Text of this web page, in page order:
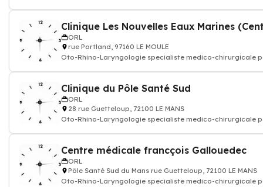
ORL
rue Portland, 97160 LE MOULE
Oto-Rhino-Laryngologie specialiste medico-chirurgicale
Clinique du Pôle Santé Sud
ORL
28 rue Guetteloup, 72100 LE MANS
Oto-Rhino-Laryngologie specialiste medico-chirurgicale
Centre médicale francçois Gallouedec
ORL
Pôle Santé Sud du Mans rue Guetteloup, 72100 LE MANS
Oto-Rhino-Laryngologie specialiste medico-chirurgicale